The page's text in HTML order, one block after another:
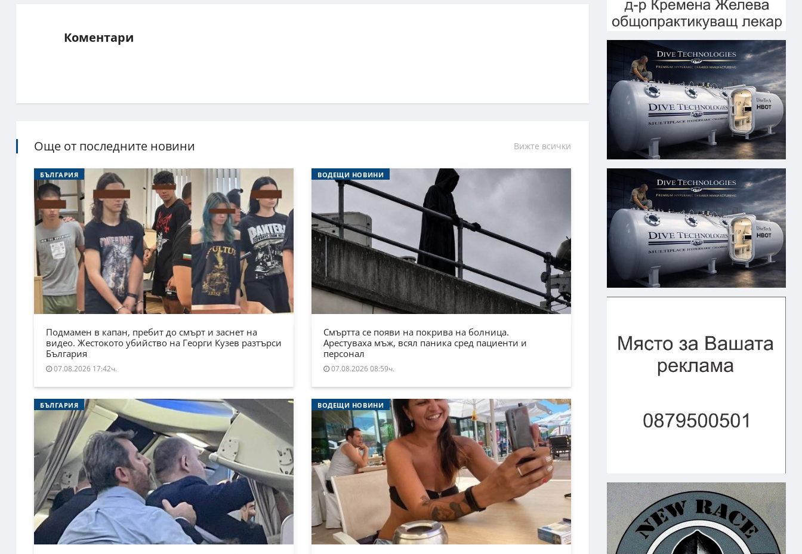
Коментари
Още от последните новини Вижте всички
БЪЛГАРИЯ
Подмамен в капан, пребит до смърт и заснет на
видео. Жестокото убийство на Георги Кузев разтърси
България
07.08.2026 17:42ч.
ВОДЕЩИ НОВИНИ
Смъртта се появи на покрива на болница.
Арестуваха мъж, всял паника сред пациенти и
персонал
07.08.2026 08:59ч.
БЪЛГАРИЯ ВОДЕЩИ НОВИНИ